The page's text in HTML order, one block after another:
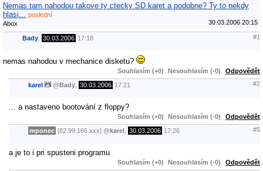
Nemas tam nahodou takove ty ctecky SD karet a podobne? Ty to nekdy
hlasi...
poslední
Abox
30.03.2006 20:15
Bady 30.03.2006 17:18 #1
nemas nahodou v mechanice disketu?
Souhlasím (+0) Nesouhlasím (-0) Odpovědět
karel @Bady 30.03.2006 17:21 #2
... a nastaveno bootování z floppy?
Souhlasím (+0) Nesouhlasím (-0) Odpovědět
mponec [82.99.166.xxx] @karel 30.03.2006 17:26 #5
a je to i pri spusteni programu
Souhlasím (+0) Nesouhlasím (-0) Odpovědět